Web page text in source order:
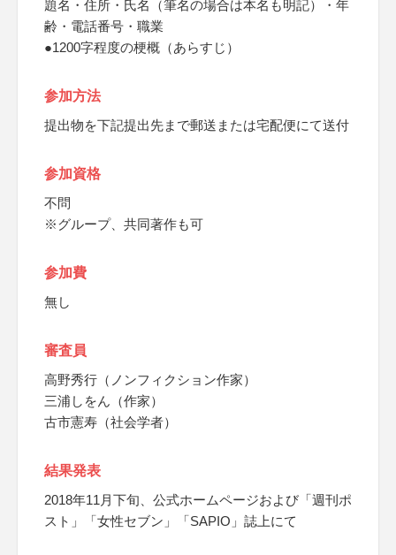
題名・住所・氏名（筆名の場合は本名も明記）・年
齢・電話番号・職業
●1200字程度の梗概（あらすじ）
参加方法
提出物を下記提出先まで郵送または宅配便にて送付
参加資格
不問
※グループ、共同著作も可
参加費
無し
審査員
高野秀行（ノンフィクション作家）
三浦しをん（作家）
古市憲寿（社会学者）
結果発表
2018年11月下旬、公式ホームページおよび「週刊ポ
スト」「女性セブン」「SAPIO」誌上にて